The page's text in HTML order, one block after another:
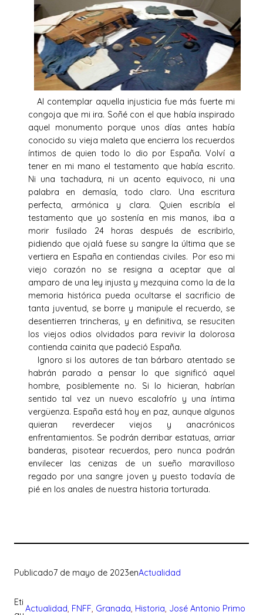
Al contemplar aquella injusticia fue más fuerte mi
congoja que mi ira. Soñé con el que había inspirado
aquel monumento porque unos días antes había
conocido su vieja maleta que encierra los recuerdos
íntimos de quien todo lo dio por España. Volví a
tener en mi mano el testamento que había escrito.
Ni una tachadura, ni un acento equivoco, ni una
palabra en demasía, todo claro. Una escritura
perfecta, armónica y clara. Quien escribía el
testamento que yo sostenía en mis manos, iba a
morir fusilado 24 horas después de escribirlo,
pidiendo que ojalá fuese su sangre la última que se
vertiera en España en contiendas civiles. Por eso mi
viejo corazón no se resigna a aceptar que al
amparo de una ley injusta y mezquina como la de la
memoria histórica pueda ocultarse el sacrificio de
tanta juventud, se borre y manipule el recuerdo, se
desentierren trincheras, y en definitiva, se resuciten
los viejos odios olvidados para revivir la dolorosa
contienda cainita que padeció España.
Ignoro si los autores de tan bárbaro atentado se
habrán parado a pensar lo que significó aquel
hombre, posiblemente no. Si lo hicieran, habrían
sentido tal vez un nuevo escalofrío y una íntima
vergüenza. España está hoy en paz, aunque algunos
quieran reverdecer viejos y anacrónicos
enfrentamientos. Se podrán derribar estatuas, arriar
banderas, pisotear recuerdos, pero nunca podrán
envilecer las cenizas de un sueño maravilloso
regado por una sangre joven y puesto todavía de
pié en los anales de nuestra historia torturada.
Publicado7 de mayo de 2023enActualidad
Eti
Actualidad, FNFF, Granada, Historia, José Antonio Primo